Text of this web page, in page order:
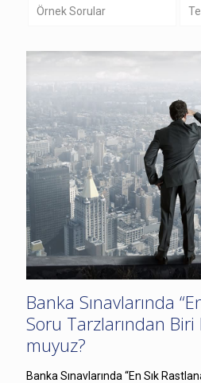
Örnek Sorular
Banka Sınavlarında
Soru Tarzlarından Biri
muyuz?
Banka Sınavlarında “En Sık